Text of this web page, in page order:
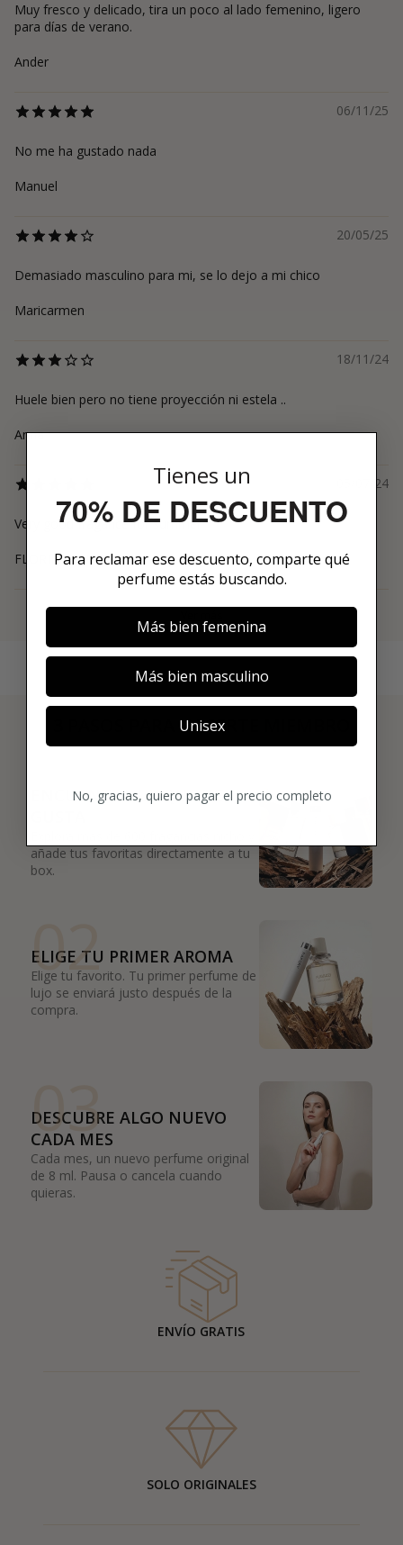
Muy fresco y delicado, tira un poco al lado femenino, ligero
para días de verano.
Ander
06/11/25
No me ha gustado nada
Manuel
20/05/25
Demasiado masculino para mi, se lo dejo a mi chico
Maricarmen
18/11/24
Huele bien pero no tiene proyección ni estela ..
Anna
05/07/24
Very good fragance for summer
FLORIN PAUNEL
3 PASOS PARA HACERTE MIEMBRO
01
ENCUENTRA LO QUE TE
añade tus favoritas directamente a tu
box.
02
ELIGE TU PRIMER AROMA
Elige tu favorito. Tu primer perfume de
lujo se enviará justo después de la
compra.
03
DESCUBRE ALGO NUEVO
CADA MES
Cada mes, un nuevo perfume original
de 8 ml. Pausa o cancela cuando
quieras.
ENVÍO GRATIS
SOLO ORIGINALES
Tienes un
70% DE DESCUENTO
Para reclamar ese descuento, comparte qué
perfume estás buscando.
Más bien femenina
Más bien masculino
Unisex
No, gracias, quiero pagar el precio completo